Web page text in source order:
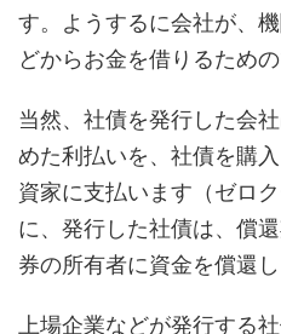
す。ようするに会社が、
どからお金を借りるための
当然、社債を発行した会
めた利払いを、社債を購
資家に支払います（ゼロ
に、発行した社債は、償
券の所有者に資金を償還し
上場企業などが発行する